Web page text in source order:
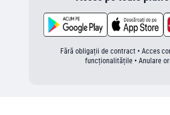
Fără obligații de contract • Acces
funcționalitățile • Anulare